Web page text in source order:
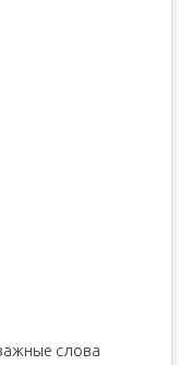
слова